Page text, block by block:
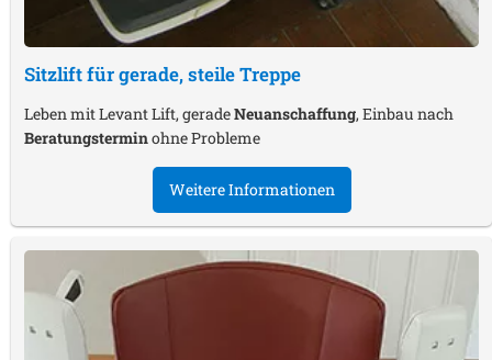
Sitzlift für gerade, steile Treppe
Leben mit Levant Lift, geradeNeuanschaffung, Einbau nach
Beratungsterminohne Probleme
Weitere Informationen